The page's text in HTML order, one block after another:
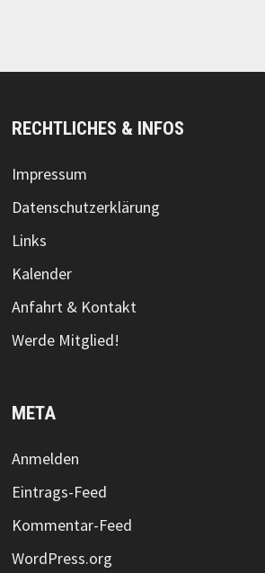
RECHTLICHES & INFOS
Impressum
Datenschutzerklärung
Links
Kalender
Anfahrt & Kontakt
Werde Mitglied!
META
Anmelden
Eintrags-Feed
Kommentar-Feed
WordPress.org